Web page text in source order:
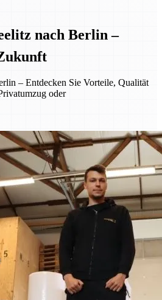
nach Berlin –
– Entdecken Sie Vorteile, Qualität
oder